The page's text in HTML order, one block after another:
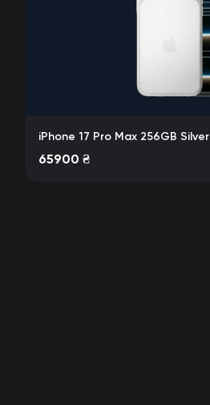
iPhone 17 Pro Max 256GB Silver
65900 ₴